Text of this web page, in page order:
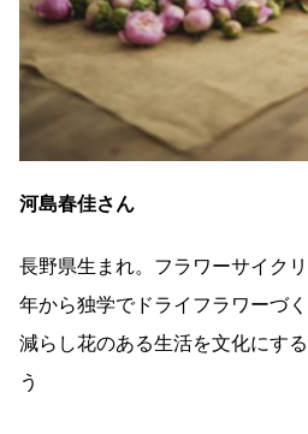
河島春佳さん
長野県生まれ。フラワーサイク
年から独学でドライフラワーづ
減らし花のある生活を文化にす
う